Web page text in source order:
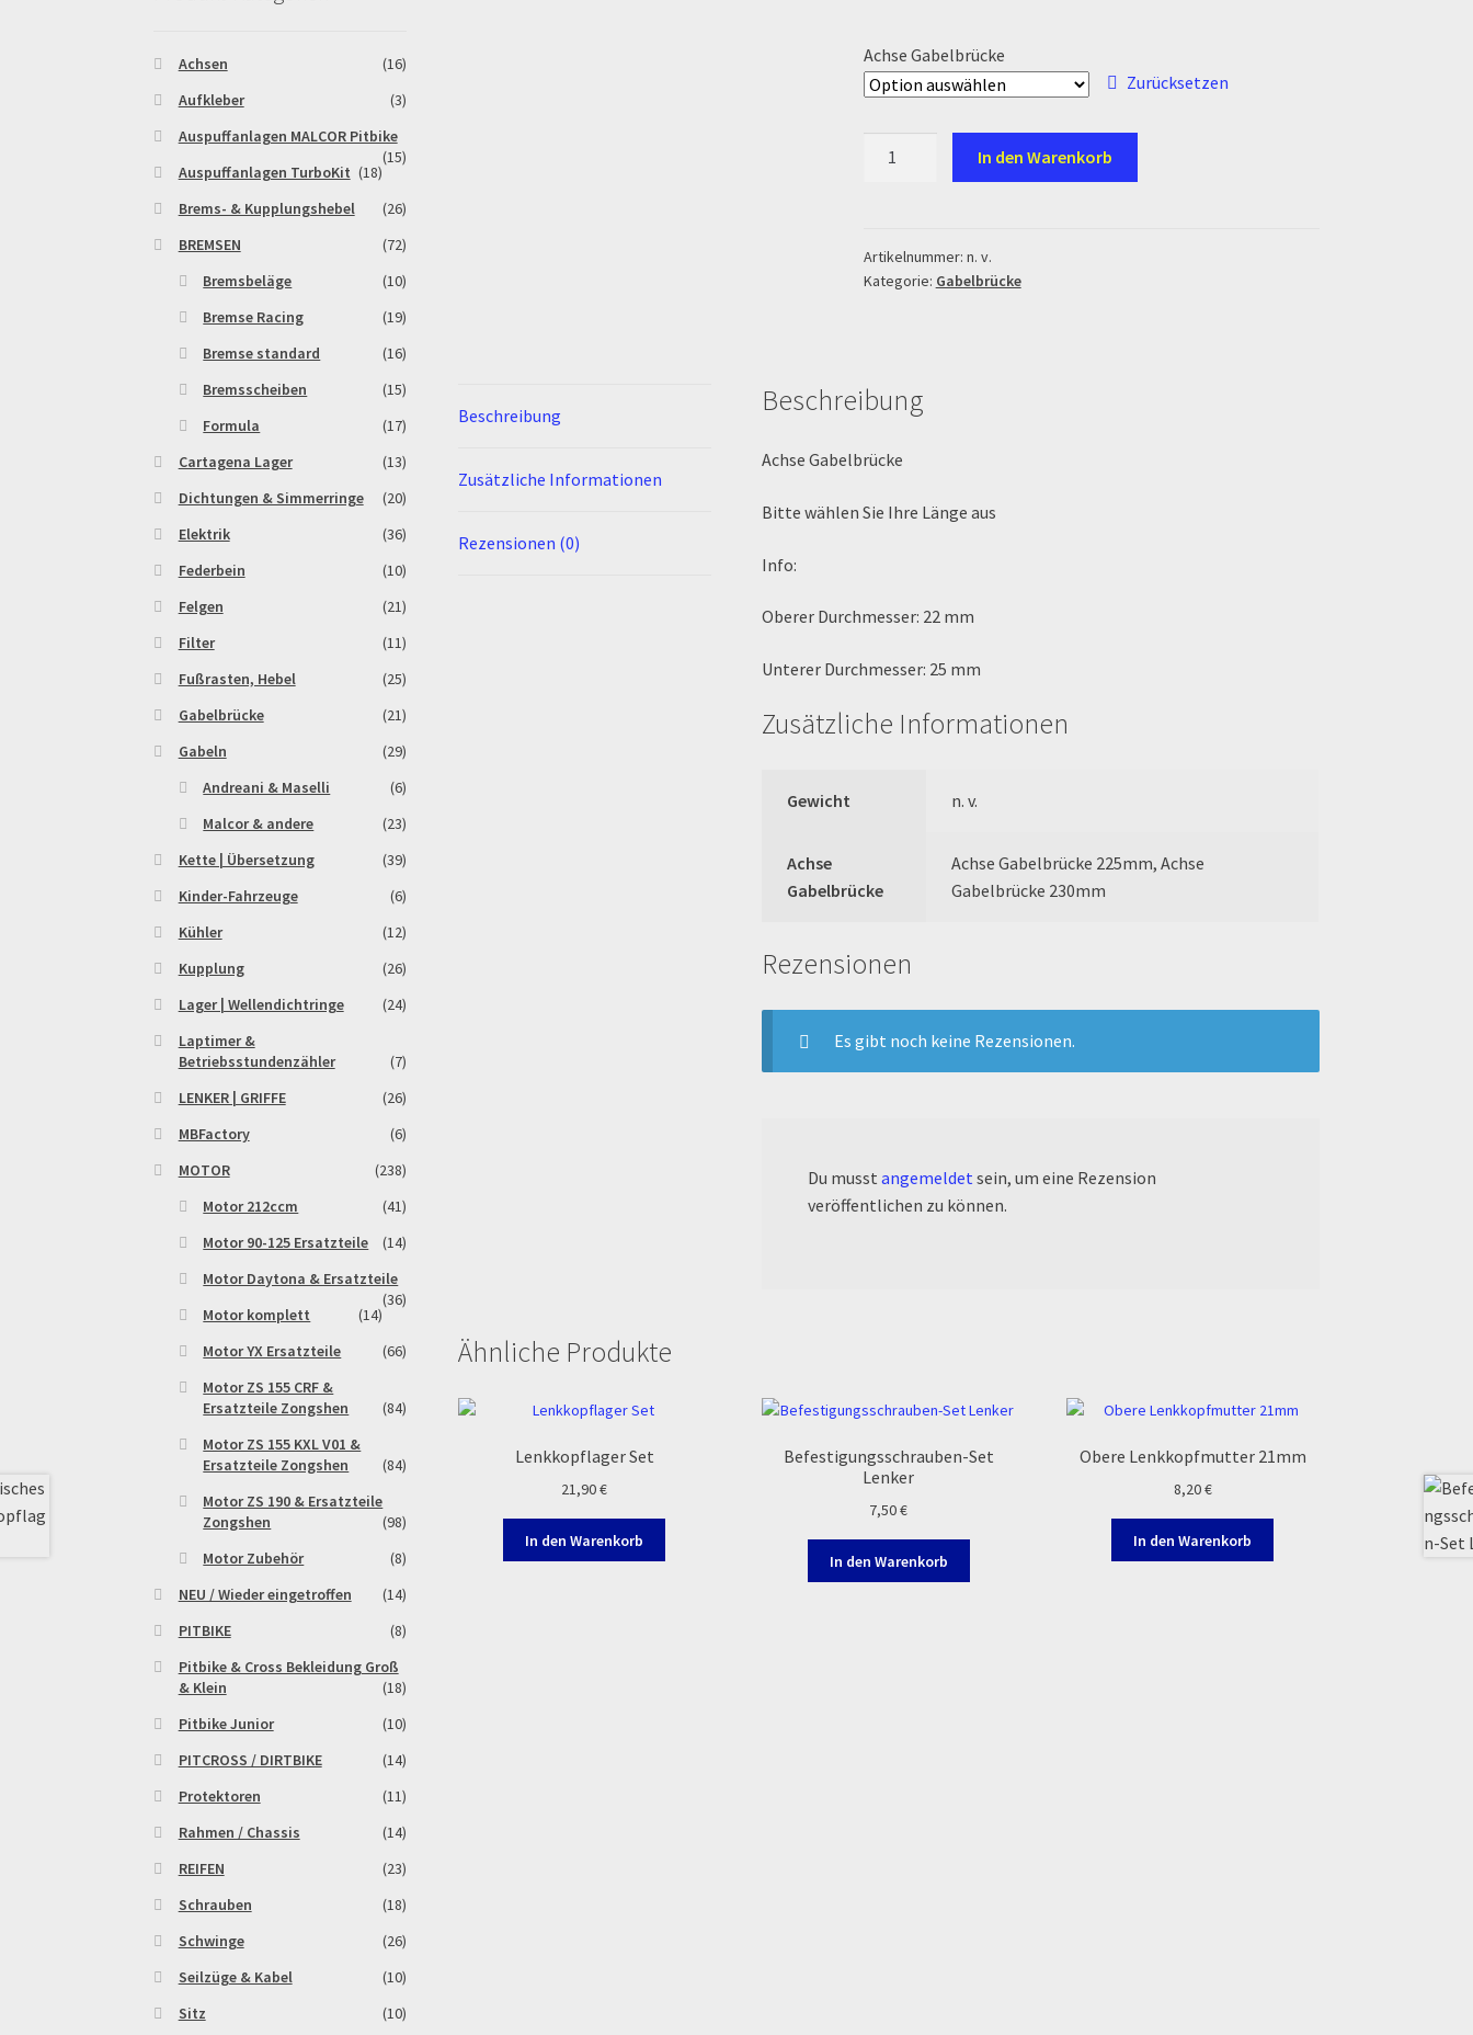
Achse Gabelbrücke
Zurücksetzen
In den Warenkorb
Artikelnummer: n. v.
Kategorie: Gabelbrücke
Beschreibung
Zusätzliche Informationen
Rezensionen (0)
Beschreibung
Achse Gabelbrücke
Bitte wählen Sie Ihre Länge aus
Info:
Oberer Durchmesser: 22 mm
Unterer Durchmesser: 25 mm
Zusätzliche Informationen
Gewicht n. v.
Achse
Gabelbrücke
Achse Gabelbrücke 225mm, Achse
Gabelbrücke 230mm
Rezensionen
Es gibt noch keine Rezensionen.
Du musstangemeldet sein, um eine Rezension
veröffentlichen zu können.
Ähnliche Produkte
Lenkkopflager Set
21,90€
In den Warenkorb
Befestigungsschrauben-Set
Lenker
7,50€
In den Warenkorb
Obere Lenkkopfmutter 21mm
8,20€
In den Warenkorb
Achsen
(16)
Aufkleber
(3)
Auspuffanlagen MALCOR Pitbike
(15)
Auspuffanlagen TurboKit (18)
Brems- & Kupplungshebel
(26)
BREMSEN
(72)
Bremsbeläge
(10)
Bremse Racing
(19)
Bremse standard
(16)
Bremsscheiben
(15)
Formula
(17)
Cartagena Lager
(13)
Dichtungen & Simmerringe
(20)
Elektrik
(36)
Federbein
(10)
Felgen
(21)
Filter
(11)
Fußrasten, Hebel
(25)
Gabelbrücke
(21)
Gabeln
(29)
Andreani & Maselli
(6)
Malcor & andere
(23)
Kette | Übersetzung
(39)
Kinder-Fahrzeuge
(6)
Kühler
(12)
Kupplung
(26)
Lager | Wellendichtringe
(24)
Laptimer &
Betriebsstundenzähler
(7)
LENKER | GRIFFE
(26)
MBFactory
(6)
MOTOR
(238)
Motor 212ccm
(41)
Motor 90-125 Ersatzteile
(14)
Motor Daytona & Ersatzteile
(36)
Motor komplett
(14)
Motor YX Ersatzteile
(66)
Motor ZS 155 CRF &
Ersatzteile Zongshen
(84)
Motor ZS 155 KXL V01 &
Ersatzteile Zongshen
(84)
Motor ZS 190 & Ersatzteile
Zongshen
(98)
Motor Zubehör
(8)
NEU / Wieder eingetroffen
(14)
PITBIKE
(8)
Pitbike & Cross Bekleidung Groß
& Klein
(18)
Pitbike Junior
(10)
PITCROSS / DIRTBIKE
(14)
Protektoren
(11)
Rahmen / Chassis
(14)
REIFEN
(23)
Schrauben
(18)
Schwinge
(26)
Seilzüge & Kabel
(10)
Sitz
(10)